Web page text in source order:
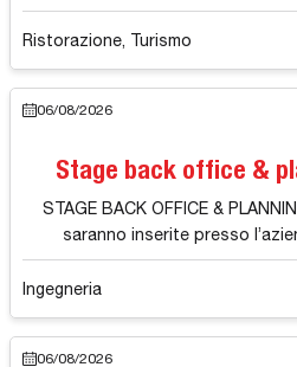
Ristorazione, Turismo
06/08/2026
Stage back office &
STAGE BACK OFFICE &
saranno inserite presso
Ingegneria
06/08/2026